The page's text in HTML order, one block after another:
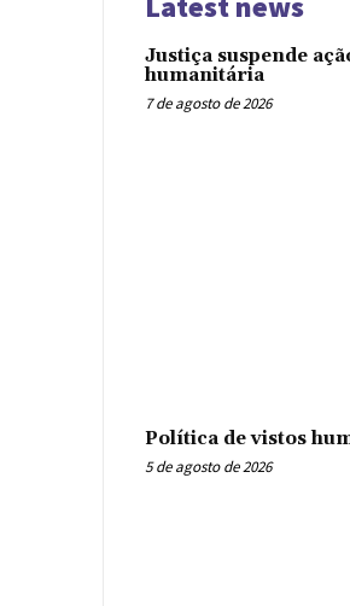
Justiça suspende
humanitária
7 de agosto de 2026
Política de vistos
5 de agosto de 2026